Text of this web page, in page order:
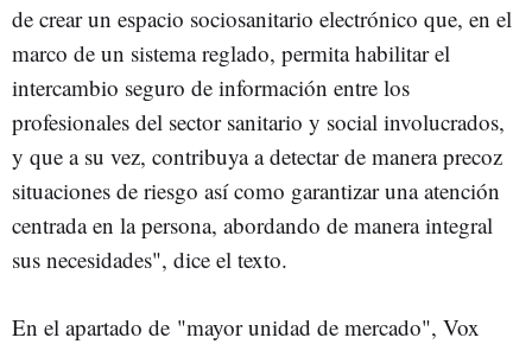
de crear un espacio sociosanitario electrónico que, en el
marco de un sistema reglado, permita habilitar el
intercambio seguro de información entre los
profesionales del sector sanitario y social involucrados,
y que a su vez, contribuya a detectar de manera precoz
situaciones de riesgo así como garantizar una atención
centrada en la persona, abordando de manera integral
sus necesidades", dice el texto.
En el apartado de "mayor unidad de mercado", Vox